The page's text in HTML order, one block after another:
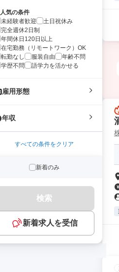
人気の条件
未経験者歓迎
土日祝休み
完全週休2日制
年間休日120日以上
在宅勤務（リモートワーク）OK
転勤なし
服装自由
年齢不問
学歴不問
語学力を活かせる
雇用形態
年収
すべての条件をクリア
新着のみ
検索
新着求人を受信